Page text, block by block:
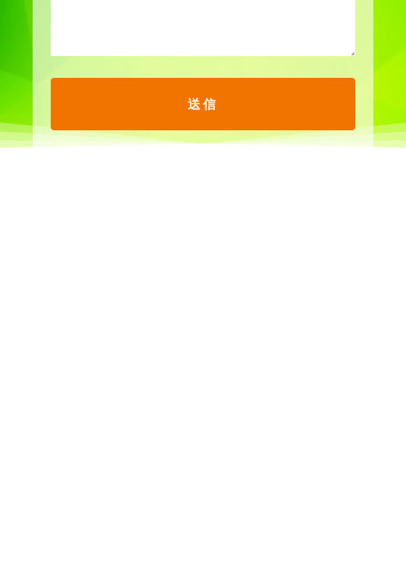
送信